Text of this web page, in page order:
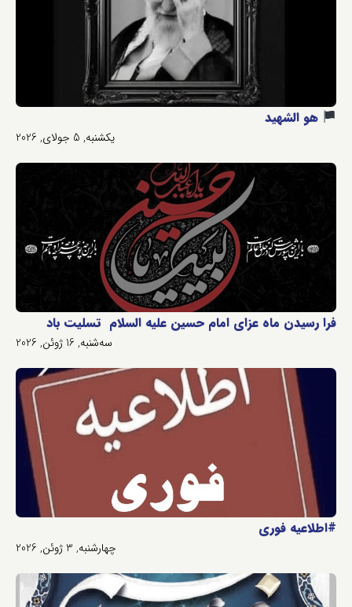
هو الشهید
یکشنبه, 5 جولای, 2026
فرا رسیدن ماه عزای امام حسین علیه السلام تسلیت باد
سه‌شنبه, 16 ژوئن, 2026
#اطلاعیه فوری
چهارشنبه, 3 ژوئن, 2026